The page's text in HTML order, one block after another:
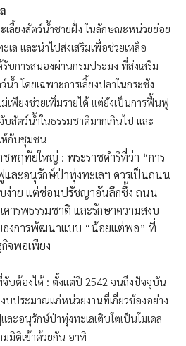
เลี้ยงสัตว์น้ำชายฝั่ง ในลักษณะหน่วยย่อย
เล และนำไปส่งเสริมเพื่อช่วยเหลือ
บการสนองผ่านกรมประมง ที่ส่งเสริม
ำ โดยเฉพาะการเลี้ยงปลาในกระชัง
ม่เพียงช่วยเพิ่มรายได้ แต่ยังเป็นการฟื้นฟู
บสัตว์น้ำในธรรมชาติมากเกินไป และ
ห้กับชุมชน
หฤทัยใหญ่ : พระราชดำริที่ว่า “การ
และอนุรักษ์ป่าทุ่งทะเลฯ ควรเป็นถนน
บง่าย แต่ซ่อนปรัชญาอันลึกซึ้ง ถนน
ารพธรรมชาติ และรักษาความสงบ
องการพัฒนาแบบ “น้อยแต่พอ” ที่
จพอเพียง
จับต้องได้ : ตั้งแต่ปี 2542 จนถึงปัจจุบัน
ประมาณแก่หน่วยงานที่เกี่ยวข้องอย่าง
ละอนุรักษ์ป่าทุ่งทะเลเติบโตเป็นโมเดล
มิติเข้าด้วยกัน อาทิ